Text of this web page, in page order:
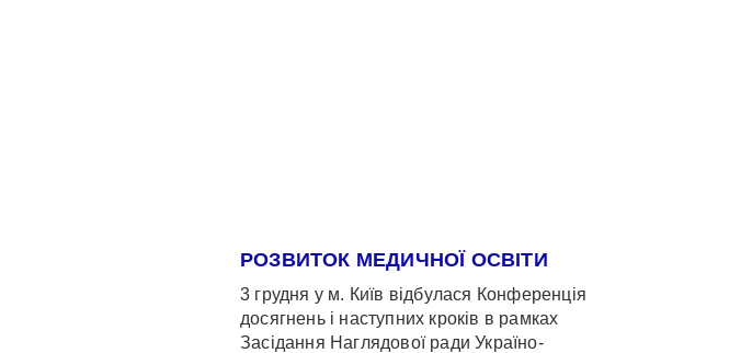
РОЗВИТОК МЕДИЧНОЇ ОСВІТИ
3 грудня у м. Київ відбулася Конференція
досягнень і наступних кроків в рамках
Засідання Наглядової ради Україно-